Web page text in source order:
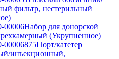
фильтр, нестерильный
00006Набор для донорской
(Укрупненное)
00006875Порт/катетер
инъекционный,